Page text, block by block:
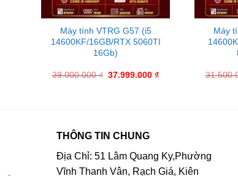
Máy tính VTRG G57 (i5
14600KF/16GB/RTX 5060TI
16Gb)
39.000.000₫ 37.999.000₫
Máy
THÔNG TIN CHUNG
Địa Chỉ: 51 Lâm Quang Ky,Phường
Vĩnh Thanh Vân, Rạch Giá, Kiên